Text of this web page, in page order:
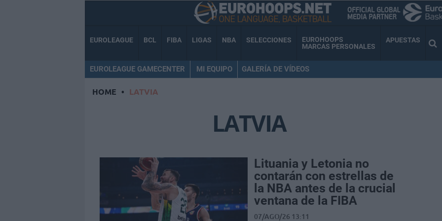
EUROLEAGUE BCL FIBA LIGAS NBA SELECCIONES
EUROHOOPS
MARCAS PERSONALES
APUESTAS
EUROLEAGUE GAMECENTER MI EQUIPO GALERÍA DE VÍDEOS
HOME • LATVIA
LATVIA
Lituania y Letonia no
contarán con estrellas de
la NBA antes de la crucial
ventana de la FIBA
07/AGO/26 13:11